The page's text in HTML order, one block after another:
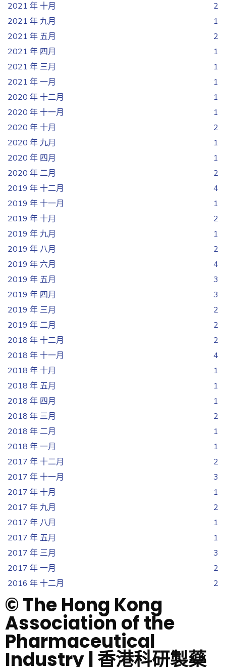
2021 年 十月
2
2021 年 九月
1
2021 年 五月
2
2021 年 四月
1
2021 年 三月
1
2021 年 一月
1
2020 年 十二月
1
2020 年 十一月
1
2020 年 十月
2
2020 年 九月
1
2020 年 四月
1
2020 年 二月
2
2019 年 十二月
4
2019 年 十一月
1
2019 年 十月
2
2019 年 九月
1
2019 年 八月
2
2019 年 六月
4
2019 年 五月
3
2019 年 四月
3
2019 年 三月
2
2019 年 二月
2
2018 年 十二月
2
2018 年 十一月
4
2018 年 十月
1
2018 年 五月
1
2018 年 四月
1
2018 年 三月
2
2018 年 二月
1
2018 年 一月
1
2017 年 十二月
2
2017 年 十一月
3
2017 年 十月
1
2017 年 九月
2
2017 年 八月
1
2017 年 五月
1
2017 年 三月
3
2017 年 一月
2
2016 年 十二月
2
© The Hong Kong
Association of the
Pharmaceutical
Industry | 香港科研製藥